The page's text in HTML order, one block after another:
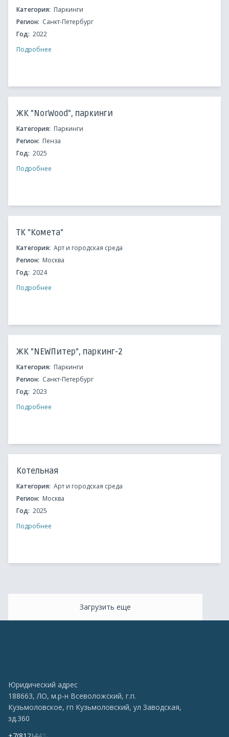
Категория: Паркинги
Регион: Санкт-Петербург
Год: 2022
Подробнее
ЖК "NorWood", паркинги
Категория: Паркинги
Регион: Пенза
Год: 2025
Подробнее
ТК "Комета"
Категория: Арт и городская среда
Регион: Москва
Год: 2024
Подробнее
ЖК "NEWПитер", паркинг-2
Категория: Паркинги
Регион: Санкт-Петербург
Год: 2023
Подробнее
Котельная
Категория: Арт и городская среда
Регион: Москва
Год: 2025
Подробнее
Загрузить еще
Юридический адрес
188663, ЛО, м.р-н Всеволожский, г.п.
Кузьмоловское, гп Кузьмоловский, ул Заводская,
зд.360